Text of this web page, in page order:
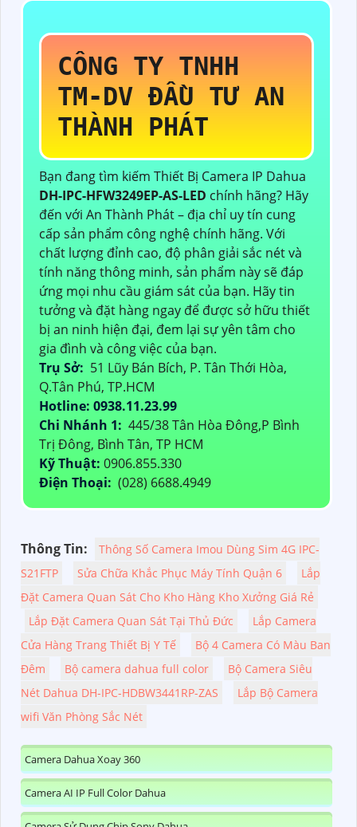
CÔNG TY TNHH
TM-DV ĐẦU TƯ AN
THÀNH PHÁT
Bạn đang tìm kiếm Thiết Bị Camera IP Dahua
DH-IPC-HFW3249EP-AS-LED chính hãng? Hãy
đến với An Thành Phát – địa chỉ uy tín cung
cấp sản phẩm công nghệ chính hãng. Với
chất lượng đỉnh cao, độ phân giải sắc nét và
tính năng thông minh, sản phẩm này sẽ đáp
ứng mọi nhu cầu giám sát của bạn. Hãy tin
tưởng và đặt hàng ngay để được sở hữu thiết
bị an ninh hiện đại, đem lại sự yên tâm cho
gia đình và công việc của bạn.
Trụ Sở: 51 Lũy Bán Bích, P. Tân Thới Hòa,
Q.Tân Phú, TP.HCM
Hotline: 0938.11.23.99
Chi Nhánh 1: 445/38 Tân Hòa Đông,P Bình
Trị Đông, Bình Tân, TP HCM
Kỹ Thuật: 0906.855.330
Điện Thoại: (028) 6688.4949
Thông Tin:
Thông Số Camera Imou Dùng Sim 4G IPC-
S21FTP
Sửa Chữa Khắc Phục Máy Tính Quận 6
Lắp
Đặt Camera Quan Sát Cho Kho Hàng Kho Xưởng Giá Rẻ
Lắp Đặt Camera Quan Sát Tại Thủ Đức
Lắp Camera
Cửa Hàng Trang Thiết Bị Y Tế
Bộ 4 Camera Có Màu Ban
Đêm
Bộ camera dahua full color
Bộ Camera Siêu
Nét Dahua DH-IPC-HDBW3441RP-ZAS
Lắp Bộ Camera
wifi Văn Phòng Sắc Nét
Camera Dahua Xoay 360
Camera AI IP Full Color Dahua